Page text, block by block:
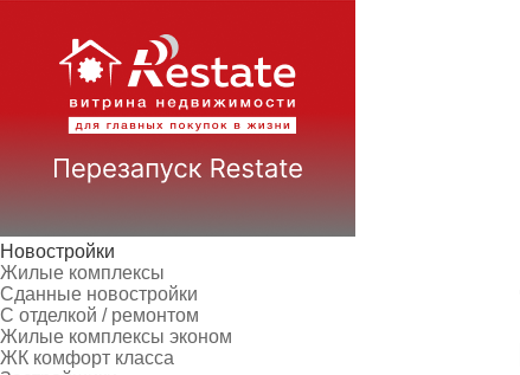
Новостройки
Жилые комплексы
Сданные новостройки
С отделкой / ремонтом
Жилые комплексы эконом
ЖК комфорт класса